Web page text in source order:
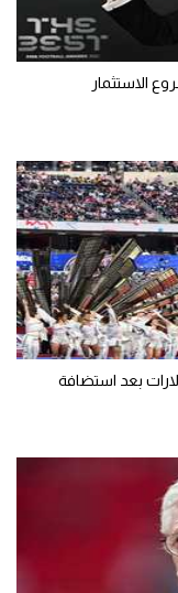
الاستثمار
بعد استضافة